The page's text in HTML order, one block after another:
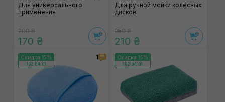
Для универсального
применения
200 ₴
170 ₴
Для ручной мойки колёсных
дисков
250 ₴
210 ₴
Скидка 15%
192:04:01
1 Скидка 15%
192:04:01